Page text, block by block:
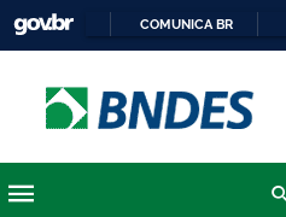
COMUNICA BR